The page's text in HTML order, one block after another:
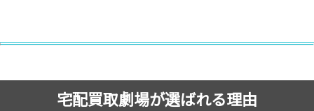
宅配買取劇場が選ばれる理由